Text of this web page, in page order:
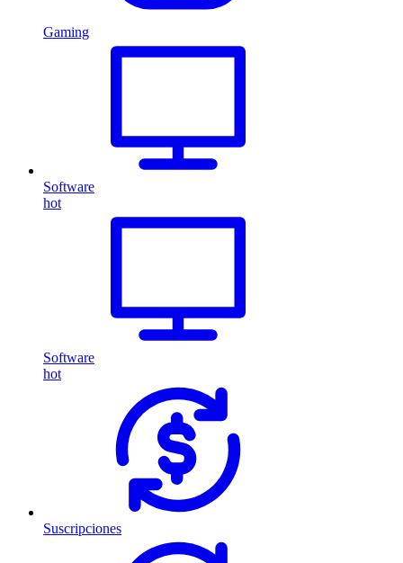
Gaming
Software
hot
Software
hot
Suscripciones